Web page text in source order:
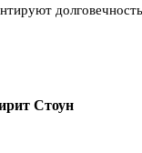
Стоун